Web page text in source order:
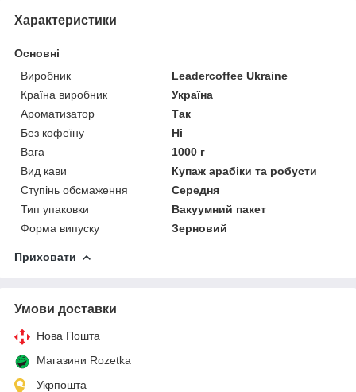
Характеристики
Основні
Виробник
Leadercoffee Ukraine
Країна виробник
Україна
Ароматизатор
Так
Без кофеїну
Ні
Вага
1000 г
Вид кави
Купаж арабіки та робусти
Ступінь обсмаження
Середня
Тип упаковки
Вакуумний пакет
Форма випуску
Зерновий
Приховати
Умови доставки
Нова Пошта
Магазини Rozetka
Укрпошта